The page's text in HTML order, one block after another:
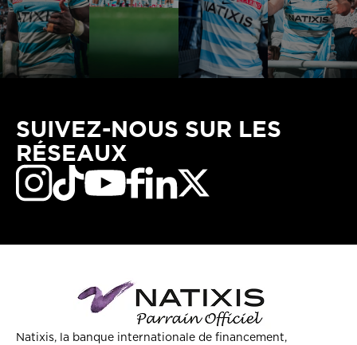
SUIVEZ-NOUS SUR LES
RÉSEAUX
Natixis, la banque internationale de financement,